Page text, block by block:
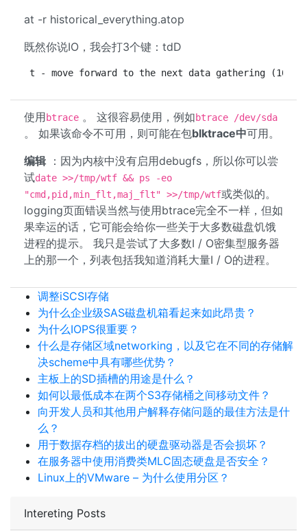
Intereting Posts
at -r historical_everything.atop
既然你说IO，我会打3个键：tdD
t - move forward to the next data gathering (10
使用btrace 。 这很容易使用，例如btrace /dev/sda
。 如果该命令不可用，则可能在包blktrace中可用。
编辑：因为内核中没有启用debugfs，所以你可以尝
试date >>/tmp/wtf && ps -eo
"cmd,pid,min_flt,maj_flt" >>/tmp/wtf或类似的。
logging页面错误当然与使用btrace完全不一样，但如
果幸运的话，它可能会给你一些关于大多数磁盘饥饿
进程的提示。 我只是尝试了大多数I / O密集型服务器
上的那一个，列表包括我知道消耗大量I / O的进程。
调整iSCSI存储
为什么企业级SAS磁盘机箱看起来如此昂贵？
为什么IOPS很重要？
什么是存储区域networking，以及它在不同的存储解
决scheme中具有哪些优势？
主板上的SD插槽的用途是什么？
如何以最低成本在两个S3存储桶之间移动文件？
向开发人员和其他用户解释存储问题的最佳方法是什
么？
用于数据存档的拔出的硬盘驱动器是否会损坏？
在服务器中使用消费类MLC固态硬盘是否安全？
Linux上的VMware – 为什么使用分区？